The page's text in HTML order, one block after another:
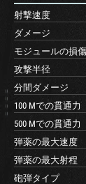
射撃速度
ダメージ
モジュールの損傷
攻撃半径
分間ダメージ
100 Mでの貫通力
500 Mでの貫通力
弾薬の最大速度
弾薬の最大射程
砲弾タイプ